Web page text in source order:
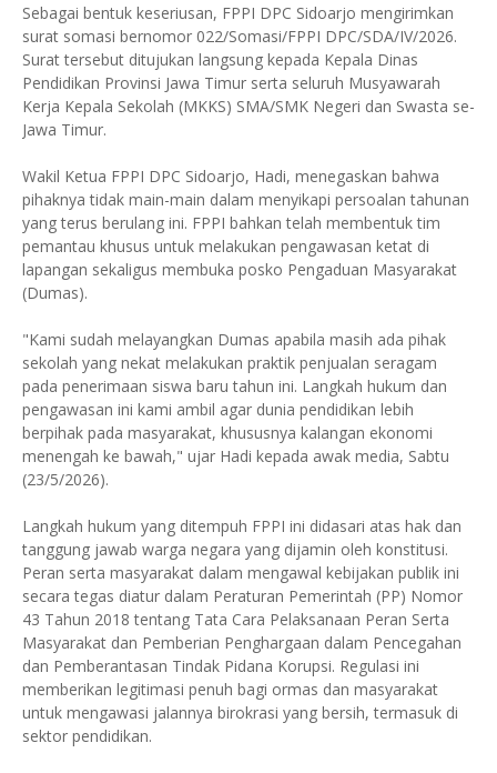
Sebagai bentuk keseriusan, FPPI DPC Sidoarjo mengirimkan
surat somasi bernomor 022/Somasi/FPPI DPC/SDA/IV/2026.
Surat tersebut ditujukan langsung kepada Kepala Dinas
Pendidikan Provinsi Jawa Timur serta seluruh Musyawarah
Kerja Kepala Sekolah (MKKS) SMA/SMK Negeri dan Swasta se-
Jawa Timur.
Wakil Ketua FPPI DPC Sidoarjo, Hadi, menegaskan bahwa
pihaknya tidak main-main dalam menyikapi persoalan tahunan
yang terus berulang ini. FPPI bahkan telah membentuk tim
pemantau khusus untuk melakukan pengawasan ketat di
lapangan sekaligus membuka posko Pengaduan Masyarakat
(Dumas).
"Kami sudah melayangkan Dumas apabila masih ada pihak
sekolah yang nekat melakukan praktik penjualan seragam
pada penerimaan siswa baru tahun ini. Langkah hukum dan
pengawasan ini kami ambil agar dunia pendidikan lebih
berpihak pada masyarakat, khususnya kalangan ekonomi
menengah ke bawah," ujar Hadi kepada awak media, Sabtu
(23/5/2026).
Langkah hukum yang ditempuh FPPI ini didasari atas hak dan
tanggung jawab warga negara yang dijamin oleh konstitusi.
Peran serta masyarakat dalam mengawal kebijakan publik ini
secara tegas diatur dalam Peraturan Pemerintah (PP) Nomor
43 Tahun 2018 tentang Tata Cara Pelaksanaan Peran Serta
Masyarakat dan Pemberian Penghargaan dalam Pencegahan
dan Pemberantasan Tindak Pidana Korupsi. Regulasi ini
memberikan legitimasi penuh bagi ormas dan masyarakat
untuk mengawasi jalannya birokrasi yang bersih, termasuk di
sektor pendidikan.